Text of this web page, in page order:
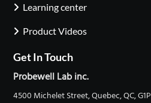
Learning center
Product Videos
Get In Touch
Probewell Lab inc.
4500 Michelet Street, Quebec, QC,